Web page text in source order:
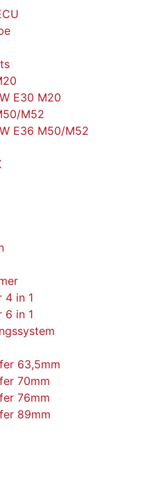
E30 M20
M52
E36 M50/M52
4 in 1
6 in 1
63,5mm
70mm
76mm
89mm